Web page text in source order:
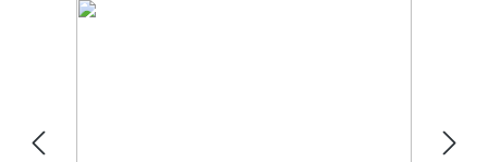
Bildergalerie überspringen